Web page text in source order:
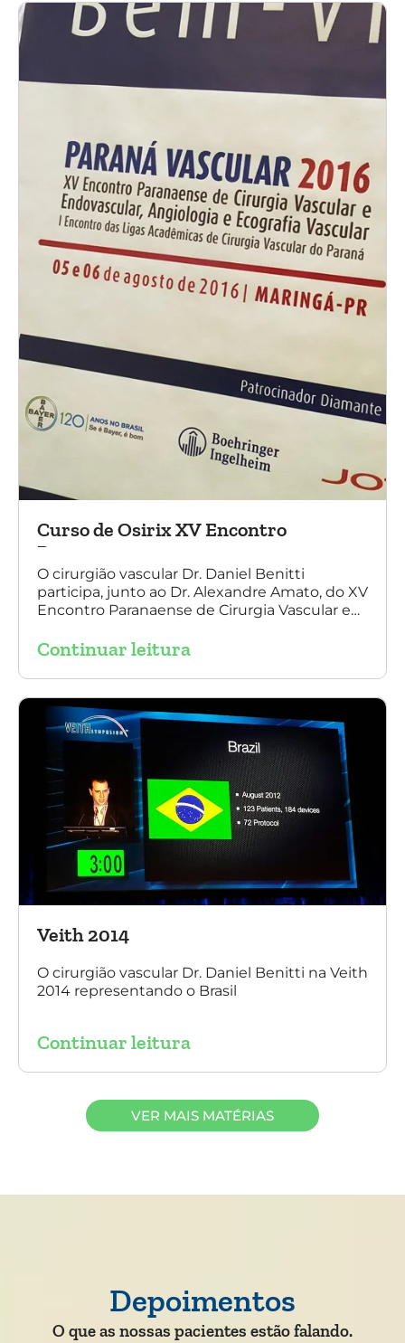
Curso de Osirix XV Encontro
Paranaense
O cirurgião vascular Dr. Daniel Benitti
participa, junto ao Dr. Alexandre Amato, do XV
Encontro Paranaense de Cirurgia Vascular e
Continuar leitura
Veith 2014
O cirurgião vascular Dr. Daniel Benitti na Veith
2014 representando o Brasil
Continuar leitura
VER MAIS MATÉRIAS
Depoimentos
O que as nossas pacientes estão falando.